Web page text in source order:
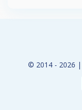
© 2014 - 2026 |